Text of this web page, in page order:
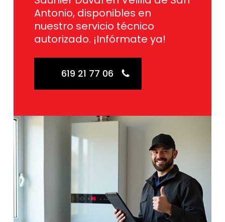
Antonio, disponibles en
nuestro servicio técnico
autorizado. ¡Infórmate ya!
619 21 77 06